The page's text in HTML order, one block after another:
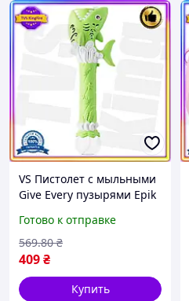
VS Пистолет с мыльными
Give Every пузырями Epik
детей механический
антистресс для 32T8_V1
Готово к отправке
409₴
569.80 ₴
Купить